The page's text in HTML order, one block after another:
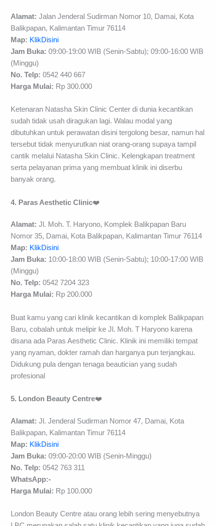
Alamat: Jalan Jenderal Sudirman Nomor 10, Damai, Kota
Balikpapan, Kalimantan Timur 76114
Map: KlikDisini
Jam Buka: 09:00-19:00 WIB (Senin-Sabtu); 09:00-16:00 WIB
(Minggu)
No. Telp: 0542 440 667
Harga Mulai: Rp 300.000
Ketenaran Natasha Skin Clinic Center di dunia kecantikan
sudah tidak usah diragukan lagi. Walau modal yang
dibutuhkan untuk perawatan disini tergolong besar, namun hal
tersebut tidak menyurutkan niat orang-orang supaya tampil
cantik melalui Natasha Skin Clinic. Kelengkapan treatment
serta pelayanan prima yang membuat klinik ini diserbu
banyak orang.
4. Paras Aesthetic Clinic❤️
Alamat: Jl. Moh. T. Haryono, Komplek Balikpapan Baru
Nomor 35, Damai, Kota Balikpapan, Kalimantan Timur 76114
Map: KlikDisini
Jam Buka: 10:00-18:00 WIB (Senin-Sabtu); 10:00-17:00 WIB
(Minggu)
No. Telp: 0542 7204 323
Harga Mulai: Rp 200.000
Buat kamu yang cari klinik kecantikan di komplek Balikpapan
Baru, cobalah untuk melipir ke Jl. Moh. T Haryono karena
disana ada Paras Aesthetic Clinic. Klinik ini memiliki tempat
yang nyaman, dokter ramah dan harganya pun terjangkau.
Didukung pula dengan tenaga beautician yang sudah
profesional
5. London Beauty Centre❤️
Alamat: Jl. Jenderal Sudirman Nomor 47, Damai, Kota
Balikpapan, Kalimantan Timur 76114
Map: KlikDisini
Jam Buka: 09:00-20:00 WIB (Senin-Minggu)
No. Telp: 0542 763 311
WhatsApp:-
Harga Mulai: Rp 100.000
London Beauty Centre atau orang lebih sering menyebutnya